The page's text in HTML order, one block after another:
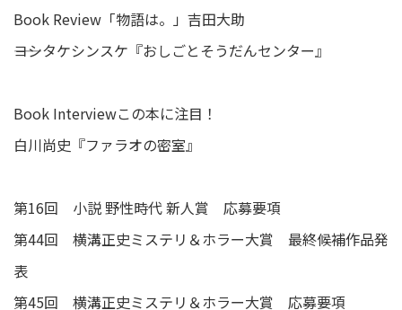
Book Review「物語は。」吉田大助
――ヨシタケシンスケ『おしごとそうだんセンター』
Book Interviewこの本に注目！
白川尚史『ファラオの密室』
第16回 小説 野性時代 新人賞 応募要項
第44回 横溝正史ミステリ＆ホラー大賞 最終候補作品発
表
第45回 横溝正史ミステリ＆ホラー大賞 応募要項